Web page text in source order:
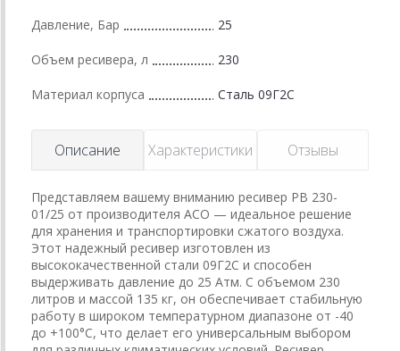
Давление, Бар 25
Объем ресивера, л 230
Материал корпуса Сталь 09Г2С
Описание Характеристики Отзывы
Представляем вашему вниманию ресивер РВ 230-
01/25 от производителя АСО — идеальное решение
для хранения и транспортировки сжатого воздуха.
Этот надежный ресивер изготовлен из
высококачественной стали 09Г2С и способен
выдерживать давление до 25 Атм. С объемом 230
литров и массой 135 кг, он обеспечивает стабильную
работу в широком температурном диапазоне от -40
до +100°C, что делает его универсальным выбором